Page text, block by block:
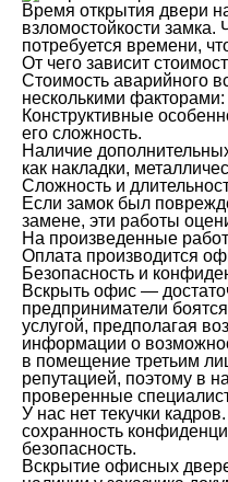
Время открытия двери
взломостойкости
потребуется времени,
От чего зависит
Стоимость аварийного
несколькими факторами:
Конструктивные
его сложность.
Наличие
как накладки,
Сложность и
Если замок был
замене, эти работы
На произведенные
Оплата производится
Безопасность и
Вскрыть офис —
предприниматели
услугой, предполагая
информации о
в помещение третьим
репутацией, поэтому в
проверенные
У нас нет текучки
сохранность
безопасность.
Вскрытие офисных